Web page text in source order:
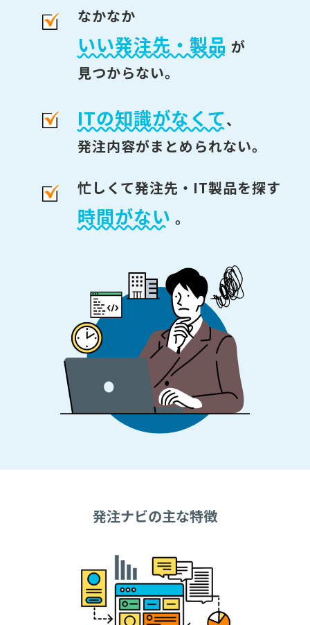
なかなか
いい発注先・製品 が
見つからない。
ITの知識がなくて、
発注内容がまとめられない。
忙しくて発注先・IT製品を探す
時間がない 。
発注ナビの主な特徴